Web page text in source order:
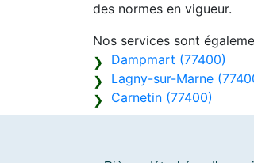
des normes en vigueur.
Nos services sont
Dampmart (77400)
Lagny-sur-Marne
Carnetin (77400)